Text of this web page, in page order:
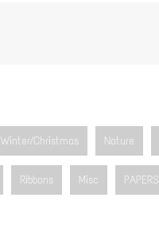
Winter/Christmas Nature
Ribbons Misc PAPERS